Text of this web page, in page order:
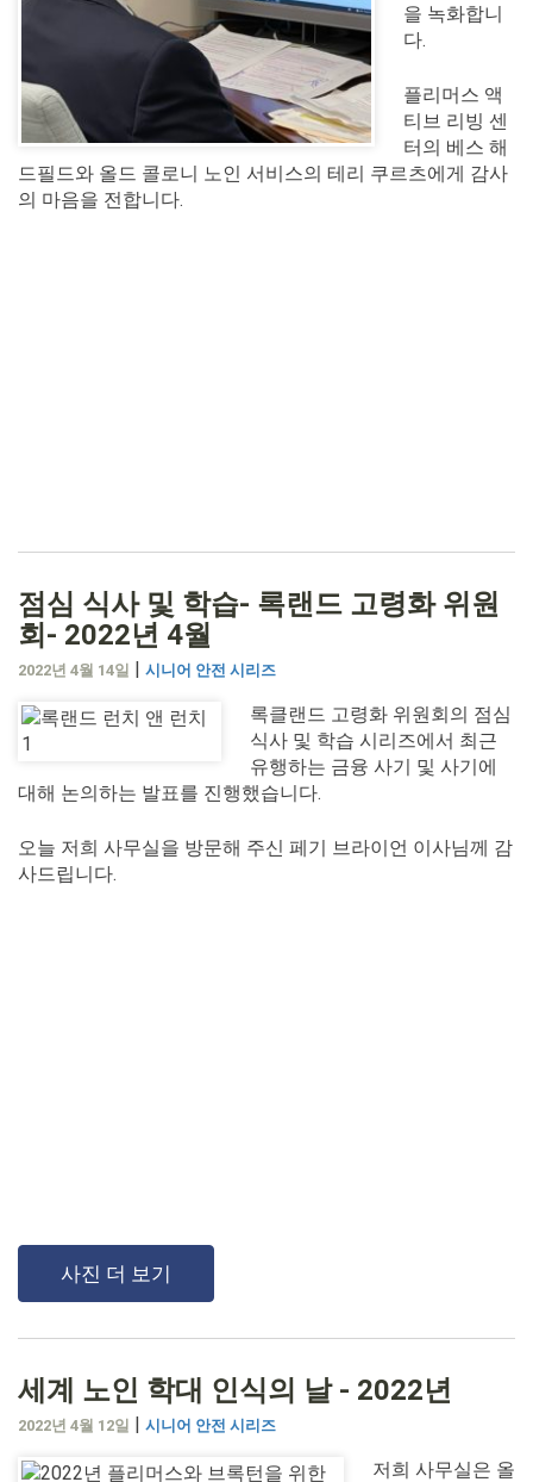
을 녹화합니
다.
플리머스 액
티브 리빙 센
터의 베스 해
드필드와 올드 콜로니 노인 서비스의 테리 쿠르츠에게 감사
의 마음을 전합니다.
점심 식사 및 학습- 록랜드 고령화 위원
회- 2022년 4월
2022년 4월 14일 | 시니어 안전 시리즈
록클랜드 고령화 위원회의 점심
식사 및 학습 시리즈에서 최근
유행하는 금융 사기 및 사기에
대해 논의하는 발표를 진행했습니다.
오늘 저희 사무실을 방문해 주신 페기 브라이언 이사님께 감
사드립니다.
사진 더 보기
세계 노인 학대 인식의 날 - 2022년
2022년 4월 12일 | 시니어 안전 시리즈
저희 사무실은 올